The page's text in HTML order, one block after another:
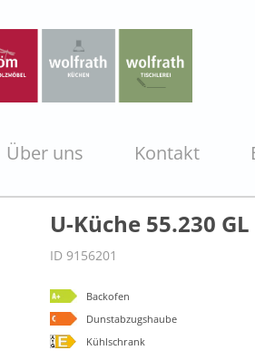
Über uns Kontakt
U-Küche 55.230
ID 9156201
Backofen
Dunstabzugshaube
Kühlschrank